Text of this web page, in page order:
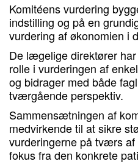
Komitéens vurdering
indstilling og på en
vurdering af økonomien i
De lægelige direktører
rolle i vurderingen af
og bidrager med både
tværgående perspektiv.
Sammensætningen af
medvirkende til at sikre
vurderingerne på tværs
fokus fra den konkrete